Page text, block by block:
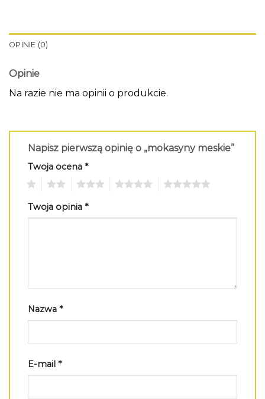
OPINIE (0)
Opinie
Na razie nie ma opinii o produkcie.
Napisz pierwszą opinię o „mokasyny meskie”
Twoja ocena *
Twoja opinia *
Nazwa *
E-mail *